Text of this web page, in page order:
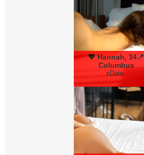
🧡 Hannah, 34📍
Columbus
xDate